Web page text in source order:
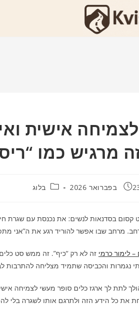
אישית
מרגיש כמו
פורסם: 2026 קטגוריה:
בלוג
בסדנאות לנשים: את נכנסת עם שגרת
מרחב שבו אפשר להוריד רגע את ה”אני
לימור כרמי זה לא רק “כיף”. זה ממש סט
נגמרות והכביסה שתמיד מצליחה להתרבות
לתת לך ארגז כלים סופר מעשי לצמיחה
את כל הידע הזה ולתרגם אותו לשגרה בלי